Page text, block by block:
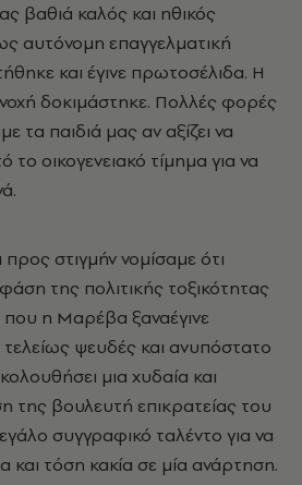
βαθιά καλός και ηθικός
αυτόνομη επαγγελματική
και έγινε πρωτοσέλιδα. Η
δοκιμάστηκε. Πολλές φορές
τα παιδιά μας αν αξίζει να
το οικογενειακό τίμημα για να
στιγμήν νομίσαμε ότι
της πολιτικής τοξικότητας
που η Μαρέβα ξαναέγινε
ψευδές και ανυπόστατο
μια χυδαία και
της βουλευτή επικρατείας του
συγγραφικό ταλέντο για να
και τόση κακία σε μία ανάρτηση.